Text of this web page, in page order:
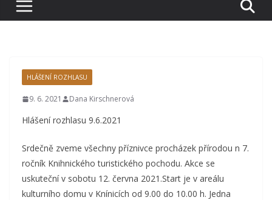
HLÁŠENÍ ROZHLASU
9. 6. 2021 Dana Kirschnerová
Hlášení rozhlasu 9.6.2021
Srdečně zveme všechny příznivce procházek přírodou n 7.
ročník Knihnického turistického pochodu. Akce se
uskuteční v sobotu 12. června 2021.Start je v areálu
kulturního domu v Knínicích od 9.00 do 10.00 h. Jedna